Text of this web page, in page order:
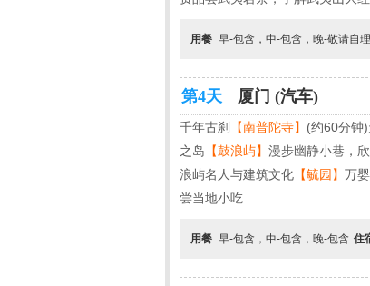
用餐 早-包含，中-包含，晚-敬请自理
第4天 厦门 (汽车)
千年古刹 【南普陀寺】 (约60分钟
之岛 【鼓浪屿】 漫步幽静小巷，
浪屿名人与建筑文化 【毓园】 万
尝当地小吃
用餐 早-包含，中-包含，晚-包含 住